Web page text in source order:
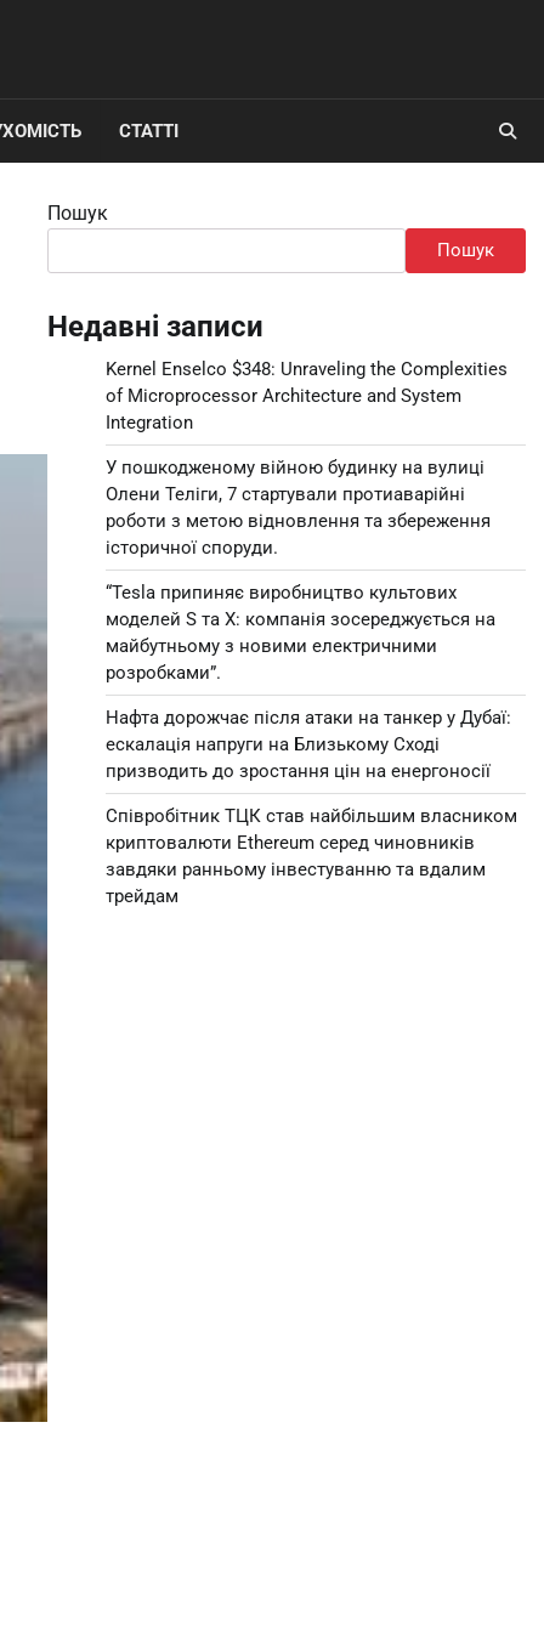
СТАТТІ
Пошук
Пошук
Недавні записи
Kernel Enselco $348: Unraveling the Complexities
of Microprocessor Architecture and System
Integration
У пошкодженому війною будинку на вулиці
Олени Теліги, 7 стартували протиаварійні
роботи з метою відновлення та збереження
історичної споруди.
“Tesla припиняє виробництво культових
моделей S та X: компанія зосереджується на
майбутньому з новими електричними
розробками”.
Нафта дорожчає після атаки на танкер у Дубаї:
ескалація напруги на Близькому Сході
призводить до зростання цін на енергоносії
Співробітник ТЦК став найбільшим власником
криптовалюти Ethereum серед чиновників
завдяки ранньому інвестуванню та вдалим
трейдам